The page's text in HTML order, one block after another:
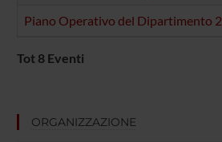
Piano Operativo del Dipartimento
Tot 8 Eventi
ORGANIZZAZIONE